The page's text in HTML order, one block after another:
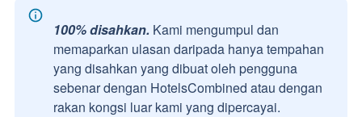
100% disahkan. Kami mengumpul dan
memaparkan ulasan daripada hanya tempahan
yang disahkan yang dibuat oleh pengguna
sebenar dengan HotelsCombined atau dengan
rakan kongsi luar kami yang dipercayai.